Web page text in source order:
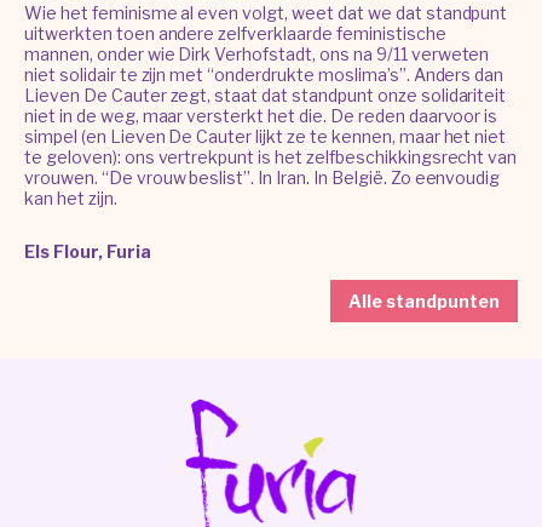
Wie het feminisme al even volgt, weet dat we dat standpunt
uitwerkten toen andere zelfverklaarde feministische
mannen, onder wie Dirk Verhofstadt, ons na 9/11 verweten
niet solidair te zijn met “onderdrukte moslima’s”. Anders dan
Lieven De Cauter zegt, staat dat standpunt onze solidariteit
niet in de weg, maar versterkt het die. De reden daarvoor is
simpel (en Lieven De Cauter lijkt ze te kennen, maar het niet
te geloven): ons vertrekpunt is het zelfbeschikkingsrecht van
vrouwen. “De vrouw beslist”. In Iran. In België. Zo eenvoudig
kan het zijn.
Els Flour, Furia
Alle standpunten